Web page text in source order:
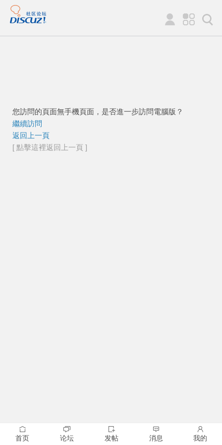
您訪問的頁面無手機頁面，是否進一步訪問電腦版？
繼續訪問
返回上一頁
[ 點擊這裡返回上一頁 ]
首页 论坛 发帖 消息 我的